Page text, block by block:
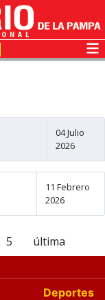
04 Julio
2026
11 Febrero
2026
5 última
Deportes